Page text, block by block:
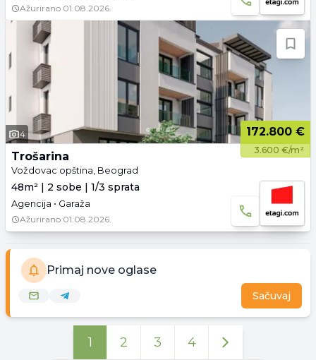
Ažurirano 01.08.2026.
4 172.800 €
3.600 €/m²
Trošarina
Voždovac opština, Beograd
48m² | 2 sobe | 1/3 sprata
Agencija • Garaža
Ažurirano 01.08.2026.
Primaj nove oglase
Sačuvaj
1 2 3 4